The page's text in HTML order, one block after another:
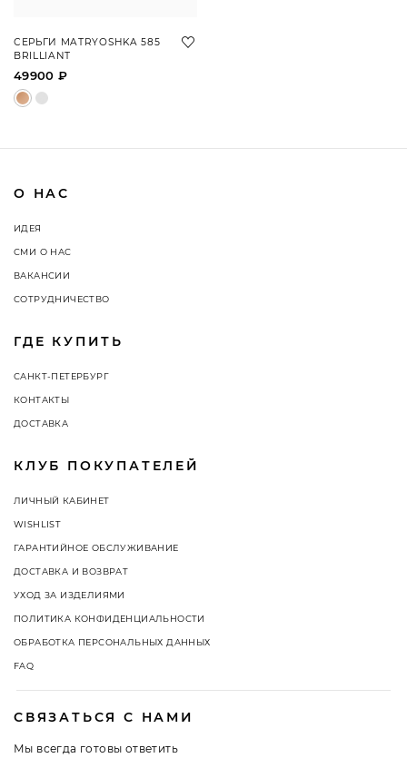
СЕРЬГИ MATRYOSHKA 585
BRILLIANT
49900 ₽
О НАС
ИДЕЯ
СМИ О НАС
ВАКАНСИИ
СОТРУДНИЧЕСТВО
ГДЕ КУПИТЬ
САНКТ-ПЕТЕРБУРГ
КОНТАКТЫ
ДОСТАВКА
КЛУБ ПОКУПАТЕЛЕЙ
ЛИЧНЫЙ КАБИНЕТ
WISHLIST
ГАРАНТИЙНОЕ ОБСЛУЖИВАНИЕ
ДОСТАВКА И ВОЗВРАТ
УХОД ЗА ИЗДЕЛИЯМИ
ПОЛИТИКА КОНФИДЕНЦИАЛЬНОСТИ
ОБРАБОТКА ПЕРСОНАЛЬНЫХ ДАННЫХ
FAQ
СВЯЗАТЬСЯ С НАМИ
Мы всегда готовы ответить